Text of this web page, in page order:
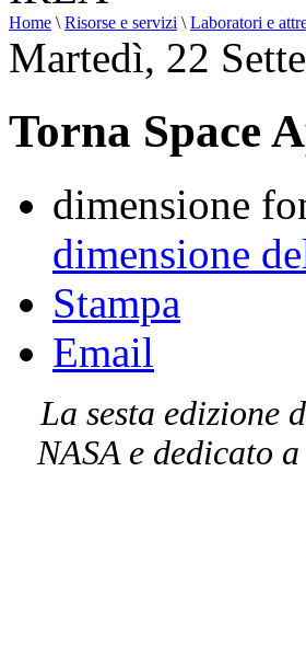
Home \ Risorse e servizi \ Laboratori e
Martedì, 22
Torna Space
dimensione
dimensione
Stampa
Email
La sesta edizione
NASA e dedicato